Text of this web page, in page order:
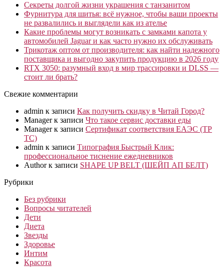
Секреты долгой жизни украшения с танзанитом
Фурнитура для шитья: всё нужное, чтобы ваши проекты
не развалились и выглядели как из ателье
Какие проблемы могут возникать с замками капота у
автомобилей Jaguar и как часто нужно их обслуживать
Трикотаж оптом от производителя: как найти надежного
поставщика и выгодно закупить продукцию в 2026 году
RTX 3050: разумный вход в мир трассировки и DLSS —
стоит ли брать?
Свежие комментарии
admin к записи Как получить скидку в Читай Город?
Managerк записи Что такое сервис доставки еды
Managerк записи Сертификат соответствия ЕАЭС (ТР
ТС)
admin к записи Типография Быстрый Клик:
профессиональное тиснение ежедневников
Authorк записи SHAPE UP BELT (ШЕЙП АП БЕЛТ)
Рубрики
Без рубрики
Вопросы читателей
Дети
Диета
Звезды
Здоровье
Интим
Красота